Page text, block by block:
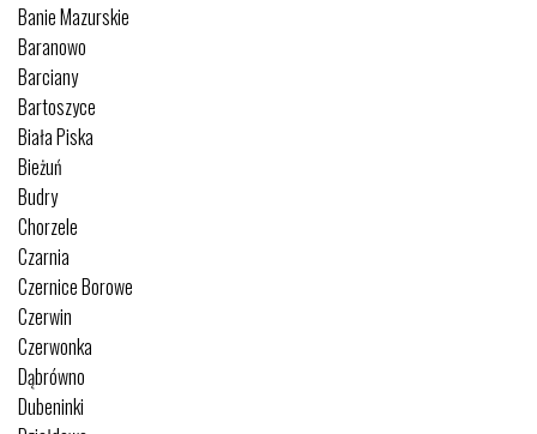
Banie Mazurskie
Baranowo
Barciany
Bartoszyce
Biała Piska
Bieżuń
Budry
Chorzele
Czarnia
Czernice Borowe
Czerwin
Czerwonka
Dąbrówno
Dubeninki